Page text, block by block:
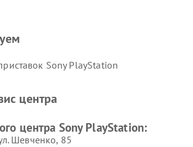
Sony PlayStation
центра
центра Sony PlayStation:
Шевченко, 85